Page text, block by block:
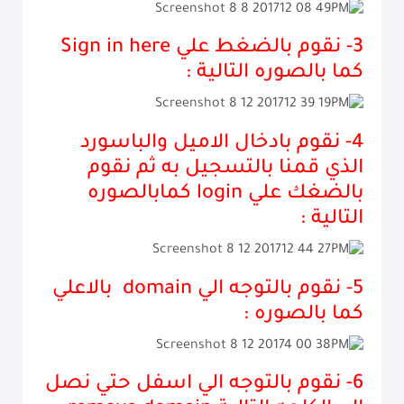
Sign in here
كما بالصوره التالية :
4- نقوم بادخال الاميل والباسورد
الذي قمنا بالتسجيل به ثم نقوم
بالضغك عليloginكمابالصوره
التالية :
domain بالاعلي
كما بالصوره :
6- نقوم بالتوجه الي اسفل حتي نصل